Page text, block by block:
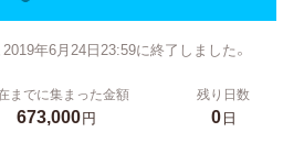
年6月24日23:59に終了しました。
までに集まった金額
673,000円
残り日数
0日